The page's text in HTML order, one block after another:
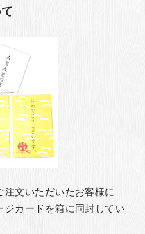
文いただいたお客様に
ジカードを箱に同封してい